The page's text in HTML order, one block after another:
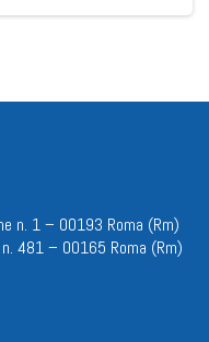
n. 1 – 00193 Roma (Rm)
481 – 00165 Roma (Rm)